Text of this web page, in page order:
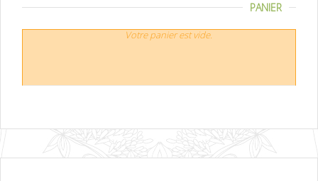
PANIER
Votre panier est vide.